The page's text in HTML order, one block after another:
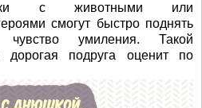
с животными или
смогут быстро поднять
чувство умиления. Такой
дорогая подруга оценит по